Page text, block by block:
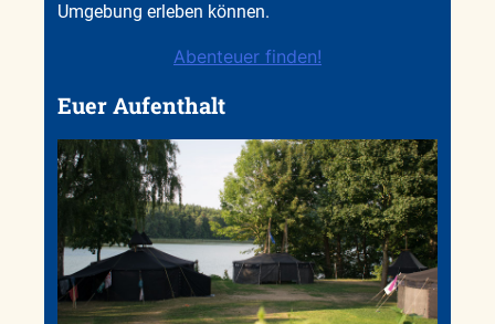
Umgebung erleben können.
Abenteuer finden!
Euer Aufenthalt